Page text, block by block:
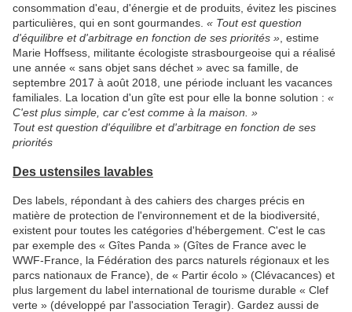
consommation d'eau, d'énergie et de produits, évitez les piscines
particulières, qui en sont gourmandes. « Tout est question
d'équilibre et d'arbitrage en fonction de ses priorités » , estime
Marie Hoffsess, militante écologiste strasbourgeoise qui a réalisé
une année « sans objet sans déchet » avec sa famille, de
septembre 2017 à août 2018, une période incluant les vacances
familiales. La location d'un gîte est pour elle la bonne solution : «
C'est plus simple, car c'est comme à la maison. »
Tout est question d'équilibre et d'arbitrage en fonction de ses
priorités
Des ustensiles lavables
Des labels, répondant à des cahiers des charges précis en
matière de protection de l'environnement et de la biodiversité,
existent pour toutes les catégories d'hébergement. C'est le cas
par exemple des « Gîtes Panda » (Gîtes de France avec le
WWF-France, la Fédération des parcs naturels régionaux et les
parcs nationaux de France), de « Partir écolo » (Clévacances) et
plus largement du label international de tourisme durable « Clef
verte » (développé par l'association Teragir). Gardez aussi de